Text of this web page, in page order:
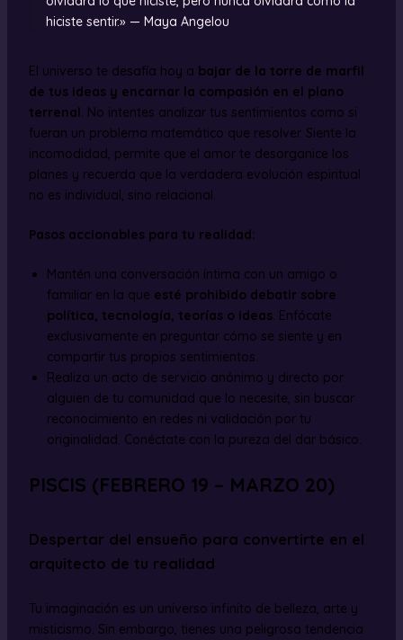
hiciste sentir.» — Maya Angelou
El universo te desafía hoy a bajar de la torre de marfil
de tus ideas y encarnar la compasión en el plano
terrenal. No intentes analizar tus sentimientos como si
fueran un problema matemático que resolver. Siente la
incomodidad, permite que el amor te desorganice los
planes y recuerda que la verdadera evolución espiritual
no es individual, sino relacional.
Pasos accionables para tu realidad:
Mantén una conversación íntima con un amigo o
familiar en la que esté prohibido debatir sobre
política, tecnología, teorías o ideas. Enfócate
exclusivamente en preguntar cómo se siente y en
compartir tus propios sentimientos.
Realiza un acto de servicio anónimo y directo por
alguien de tu comunidad que lo necesite, sin buscar
reconocimiento en redes ni validación por tu
originalidad. Conéctate con la pureza del dar básico.
PISCIS (FEBRERO 19 – MARZO 20)
Despertar del ensueño para convertirte en el
arquitecto de tu realidad
Tu imaginación es un universo infinito de belleza, arte y
misticismo. Sin embargo, tienes una peligrosa tendencia